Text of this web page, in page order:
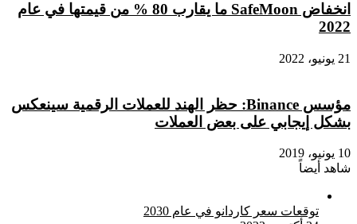
انخفاض SafeMoon ما يقارب 80 % من قيمتها في عام
2022
21 يونيو، 2022
مؤسس Binance: حظر الهند للعملات الرقمية سينعكس
بشكل إيجابي على بعض العملات
10 يونيو، 2019
شاهد أيضاً
توقعات سعر كاردانو في عام 2030